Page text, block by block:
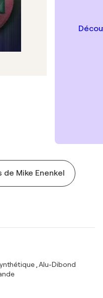
Mike Enenkel
, Alu-Dibond